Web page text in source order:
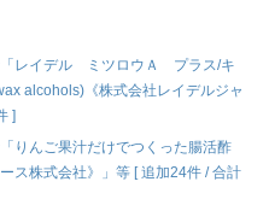
「レイデル ミツロウＡ プラス/キ
alcohols)《株式会社レイデルジャ
]
りんご果汁だけでつくった腸活酢
ス株式会社》」等 [ 追加24件 / 合計